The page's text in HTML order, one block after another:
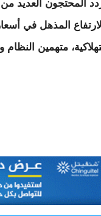
المحتجون العديد
المذهل في
متهمين